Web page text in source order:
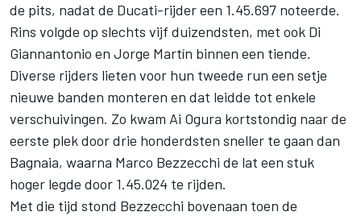
de pits, nadat de Ducati-rijder een 1.45.697 noteerde.
Rins volgde op slechts vijf duizendsten, met ook Di
Giannantonio en Jorge Martín binnen een tiende.
Diverse rijders lieten voor hun tweede run een setje
nieuwe banden monteren en dat leidde tot enkele
verschuivingen. Zo kwam Ai Ogura kortstondig naar de
eerste plek door drie honderdsten sneller te gaan dan
Bagnaia, waarna Marco Bezzecchi de lat een stuk
hoger legde door 1.45.024 te rijden.
Met die tijd stond Bezzecchi bovenaan toen de